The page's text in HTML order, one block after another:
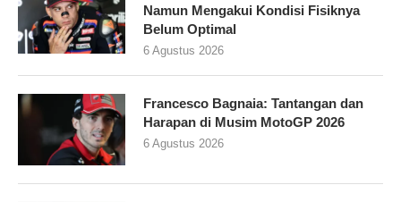
Namun Mengakui Kondisi Fisiknya
Belum Optimal
6 Agustus 2026
Francesco Bagnaia: Tantangan dan
Harapan di Musim MotoGP 2026
6 Agustus 2026